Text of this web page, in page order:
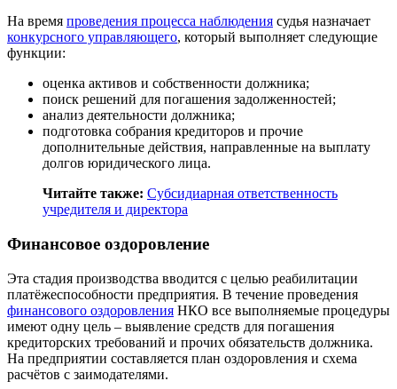
На время проведения процесса наблюдения судья назначает
конкурсного управляющего, который выполняет следующие
функции:
оценка активов и собственности должника;
поиск решений для погашения задолженностей;
анализ деятельности должника;
подготовка собрания кредиторов и прочие
дополнительные действия, направленные на выплату
долгов юридического лица.
Читайте также: Субсидиарная ответственность
учредителя и директора
Финансовое оздоровление
Эта стадия производства вводится с целью реабилитации
платёжеспособности предприятия. В течение проведения
финансового оздоровления НКО все выполняемые процедуры
имеют одну цель – выявление средств для погашения
кредиторских требований и прочих обязательств должника.
На предприятии составляется план оздоровления и схема
расчётов с заимодателями.